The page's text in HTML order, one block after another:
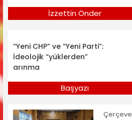
İzzettin Önder
“Yeni CHP” ve “Yeni Parti”:
İdeolojik “yüklerden”
arınma
Başyazı
Çerçeve